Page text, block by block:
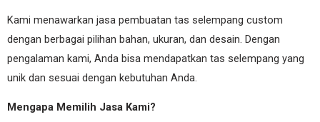
Kami menawarkan jasa pembuatan tas selempang custom
dengan berbagai pilihan bahan, ukuran, dan desain. Dengan
pengalaman kami, Anda bisa mendapatkan tas selempang yang
unik dan sesuai dengan kebutuhan Anda.
Mengapa Memilih Jasa Kami?